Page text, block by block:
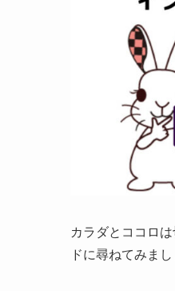
カラダとココロ
ドに尋ねてみまし